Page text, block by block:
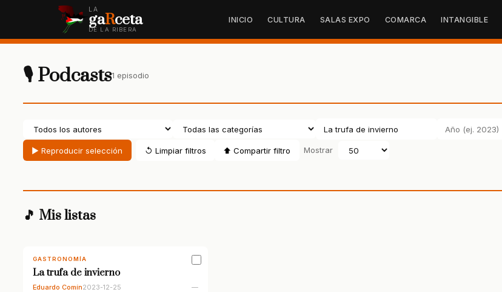
LA
gaRceta
DE LA RIBERA
INICIO CULTURA SALAS EXPO COMARCA INTANGIBLE
🎙 Podcasts1 episodio
▶ Reproducir selección ↺ Limpiar filtros ⬆ Compartir filtro Mostrar
🎵 Mis listas
GASTRONOMÍA
La trufa de invierno
Eduardo Comín2023-12-25 —